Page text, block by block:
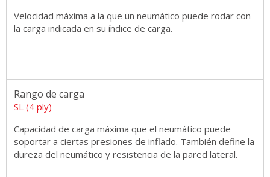
Velocidad máxima a la que un neumático puede rodar con
la carga indicada en su índice de carga.
Rango de carga
SL (4 ply)
Capacidad de carga máxima que el neumático puede
soportar a ciertas presiones de inflado. También define la
dureza del neumático y resistencia de la pared lateral.